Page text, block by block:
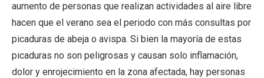
aumento de personas que realizan actividades al aire libre
hacen que el verano sea el periodo con más consultas por
picaduras de abeja o avispa. Si bien la mayoría de estas
picaduras no son peligrosas y causan solo inflamación,
dolor y enrojecimiento en la zona afectada, hay personas